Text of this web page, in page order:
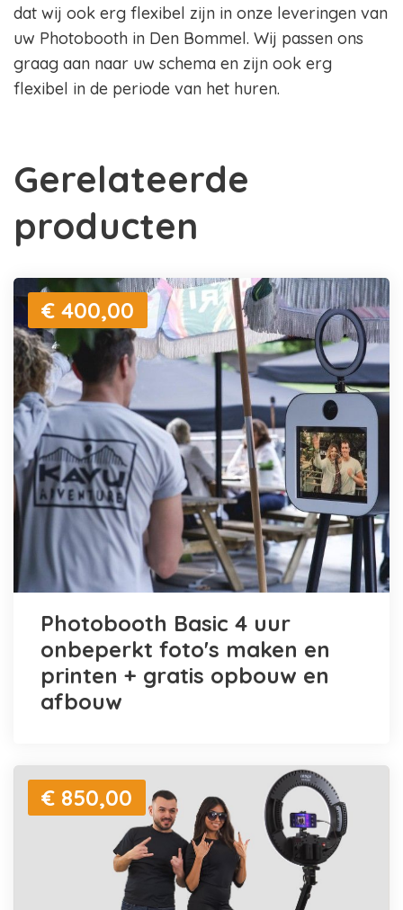
dat wij ook erg flexibel zijn in onze leveringen van
uw Photobooth in Den Bommel. Wij passen ons
graag aan naar uw schema en zijn ook erg
flexibel in de periode van het huren.
Gerelateerde
producten
€ 400,00
Photobooth Basic 4 uur
onbeperkt foto's maken en
printen + gratis opbouw en
afbouw
€ 850,00